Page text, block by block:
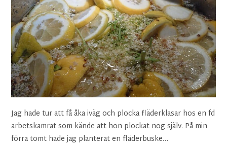
Jag hade tur att få åka iväg och plocka fläderklasar hos en fd
arbetskamrat som kände att hon plockat nog själv. På min
förra tomt hade jag planterat en fläderbuske…